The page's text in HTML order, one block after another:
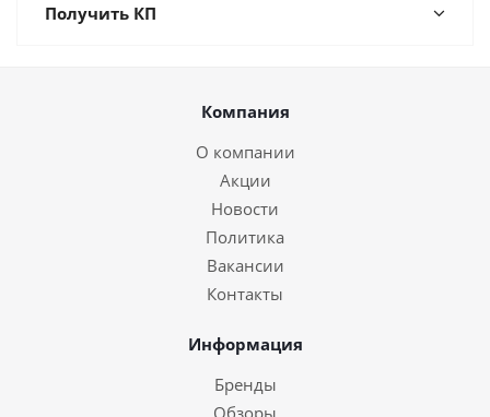
Получить КП
Компания
О компании
Акции
Новости
Политика
Вакансии
Контакты
Информация
Бренды
Обзоры